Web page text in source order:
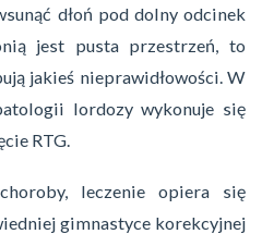
dłoń pod dolny odcinek
jest pusta przestrzeń, to
jakieś nieprawidłowości. W
lordozy wykonuje się
RTG.
leczenie opiera się
gimnastyce korekcyjnej